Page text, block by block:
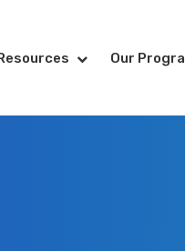
Our